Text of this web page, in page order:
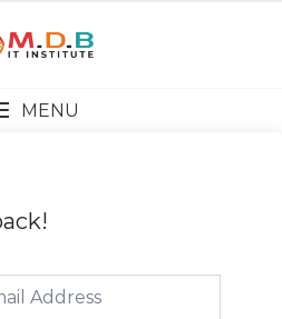
MENU